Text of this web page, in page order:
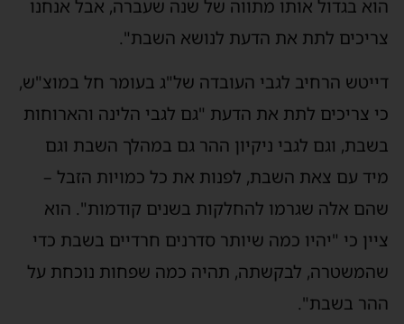
הוא בגדול אותו מתווה של שנה שעברה, אבל אנחנו
צריכים לתת את הדעת לנושא השבת".
דייטש הרחיב לגבי העובדה של"ג בעומר חל במוצ"ש,
כי צריכים לתת את הדעת "גם לגבי הלינה והארוחות
בשבת, וגם לגבי ניקיון ההר גם במהלך השבת וגם
מיד עם צאת השבת, לפנות את כל כמויות הזבל –
שהם אלה שגרמו להחלקות בשנים קודמות". הוא
ציין כי "יהיו כמה שיותר סדרנים חרדיים בשבת כדי
שהמשטרה, לבקשתה, תהיה כמה שפחות נוכחת על
ההר בשבת".